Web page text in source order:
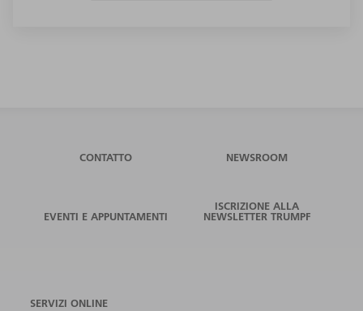
CONTATTO NEWSROOM
EVENTI E APPUNTAMENTI
ISCRIZIONE ALLA
NEWSLETTER TRUMPF
SERVIZI ONLINE